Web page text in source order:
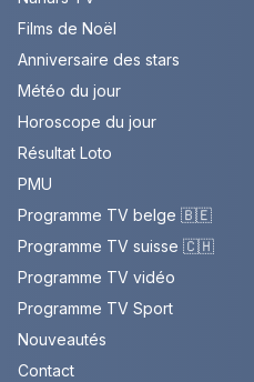
Films de Noël
Anniversaire des stars
Météo du jour
Horoscope du jour
Résultat Loto
PMU
Programme TV belge 🇧🇪
Programme TV suisse 🇨🇭
Programme TV vidéo
Programme TV Sport
Nouveautés
Contact